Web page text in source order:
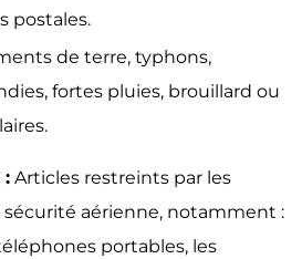
postales.
de terre, typhons,
fortes pluies, brouillard ou
:Articles restreints par les
aérienne, notamment :
portables, les